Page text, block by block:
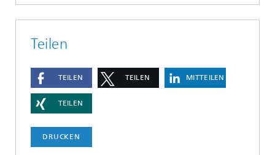
Teilen
TEILEN TEILEN MITTEILEN
TEILEN
DRUCKEN